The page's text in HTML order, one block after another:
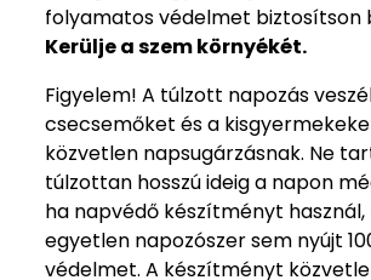
folyamatos védelmet biztosítson
Kerülje a szem környékét.
Figyelem! A túlzott napozás
csecsemőket és a
közvetlen napsugárzásnak. Ne
túlzottan hosszú ideig a napon
ha napvédő készítményt
egyetlen napozószer sem nyújt
védelmet. A készítményt